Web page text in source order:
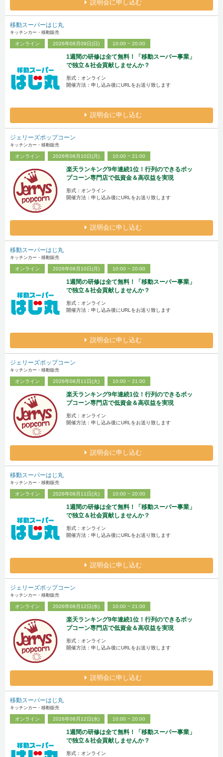
説明会に申し込む
移動スーパーはじ丸
キッチンカー・移動販売
オンライン 2026年08月09日(日) 10:00 ~ 20:00
1週間の研修は全て無料！「移動スーパー事業」
で独立＆社会貢献しませんか？
形式：オンライン
開催方法：申し込み後にURLをお送り致します
説明会に申し込む
ジェリーズポップコーン
キッチンカー・移動販売
オンライン 2026年08月10日(月) 10:00 ~ 21:00
楽天ランキング9年連続1位！行列のできるポッ
プコーン専門店で低資金＆高収益を実現
形式：オンライン
開催方法：申し込み後にURLをお送り致します
説明会に申し込む
移動スーパーはじ丸
キッチンカー・移動販売
オンライン 2026年08月10日(月) 10:00 ~ 20:00
1週間の研修は全て無料！「移動スーパー事業」
で独立＆社会貢献しませんか？
形式：オンライン
開催方法：申し込み後にURLをお送り致します
説明会に申し込む
ジェリーズポップコーン
キッチンカー・移動販売
オンライン 2026年08月11日(火) 10:00 ~ 21:00
楽天ランキング9年連続1位！行列のできるポッ
プコーン専門店で低資金＆高収益を実現
形式：オンライン
開催方法：申し込み後にURLをお送り致します
説明会に申し込む
移動スーパーはじ丸
キッチンカー・移動販売
オンライン 2026年08月11日(火) 10:00 ~ 20:00
1週間の研修は全て無料！「移動スーパー事業」
で独立＆社会貢献しませんか？
形式：オンライン
開催方法：申し込み後にURLをお送り致します
説明会に申し込む
ジェリーズポップコーン
キッチンカー・移動販売
オンライン 2026年08月12日(水) 10:00 ~ 21:00
楽天ランキング9年連続1位！行列のできるポッ
プコーン専門店で低資金＆高収益を実現
形式：オンライン
開催方法：申し込み後にURLをお送り致します
説明会に申し込む
移動スーパーはじ丸
キッチンカー・移動販売
オンライン 2026年08月12日(水) 10:00 ~ 20:00
1週間の研修は全て無料！「移動スーパー事業」
で独立＆社会貢献しませんか？
形式：オンライン